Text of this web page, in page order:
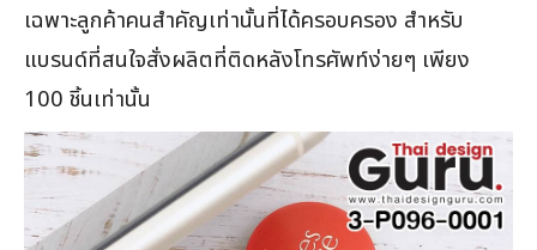
เฉพาะลูกค้าคนสำคัญเท่านั้นที่ได้ครอบครอง สำหรับ
แบรนด์ที่สนใจสั่งผลิตที่ติดหลังโทรศัพท์ง่ายๆ เพียง
100 ชิ้นเท่านั้น